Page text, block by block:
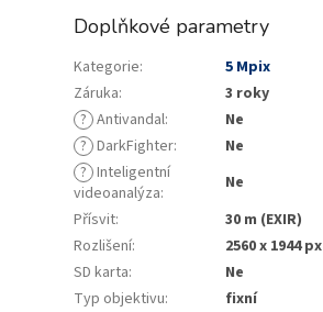
Doplňkové parametry
Kategorie:
5 Mpix
Záruka:
3 roky
? Antivandal:
Ne
? DarkFighter:
Ne
? Inteligentní
videoanalýza:
Ne
Přísvit:
30 m (EXIR)
Rozlišení:
2560 x 1944 px
SD karta:
Ne
Typ objektivu:
fixní